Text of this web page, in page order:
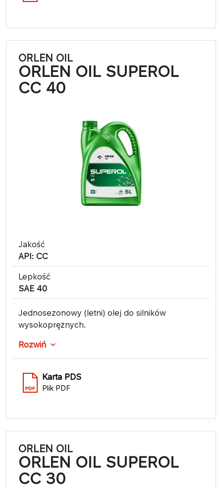
ORLEN OIL
ORLEN OIL SUPEROL
CC 40
Jakość
API: CC
Lepkość
SAE 40
Jednosezonowy (letni) olej do silników
wysokoprężnych.
Rozwiń
Karta PDS
Plik PDF
ORLEN OIL
ORLEN OIL SUPEROL
CC 30